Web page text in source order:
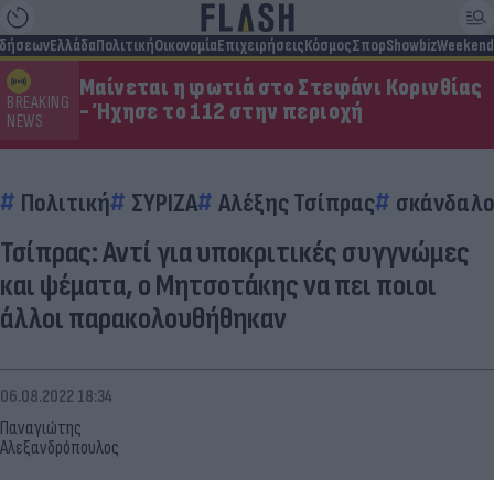
ΕλλάδαΠολιτικήΟικονομίαΕπιχειρήσειςΚόσμοςΣπορShowbizWeekend
BREAKING
NEWS
Μαίνεται η φωτιά στο Στεφάνι Κορινθίας
- Ήχησε το 112 στην περιοχή
Πολιτική ΣΥΡΙΖΑ Αλέξης Τσίπρας
Τσίπρας: Αντί για υποκριτικές συγγνώμες
και ψέματα, ο Μητσοτάκης να πει ποιοι
άλλοι παρακολουθήθηκαν
Παναγιώτης
Αλεξανδρόπουλος
06.08.2022 18:34